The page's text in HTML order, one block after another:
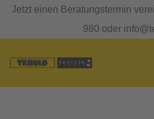
Jetzt einen Beratungstermin
980 oder